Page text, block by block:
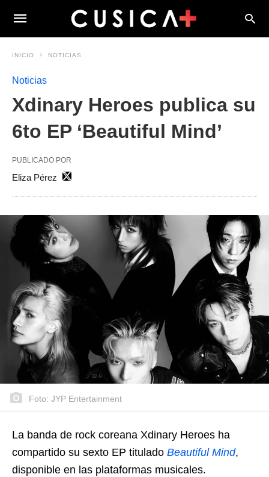
INICIO NOTICIAS
Noticias
Xdinary Heroes publica su
6to EP ‘Beautiful Mind’
PUBLICADO POR
Eliza Pérez
Foto: JYP Entertainment
La banda de rock coreana Xdinary Heroes ha
compartido su sexto EP titulado Beautiful Mind,
disponible en las plataformas musicales.